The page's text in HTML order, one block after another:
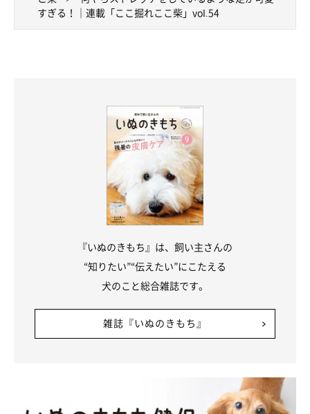
すぎる！｜連載「ここ掘れここ柴」vol.54
『いぬのきもち』は、飼い主さんの
“知りたい”“伝えたい”にこたえる
犬のこと総合雑誌です。
雑誌『いぬのきもち』